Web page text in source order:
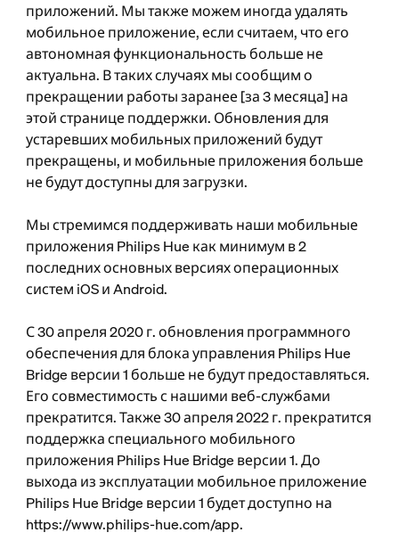
приложений. Мы также можем иногда удалять
мобильное приложение, если считаем, что его
автономная функциональность больше не
актуальна. В таких случаях мы сообщим о
прекращении работы заранее [за 3 месяца] на
этой странице поддержки. Обновления для
устаревших мобильных приложений будут
прекращены, и мобильные приложения больше
не будут доступны для загрузки.
Мы стремимся поддерживать наши мобильные
приложения Philips Hue как минимум в 2
последних основных версиях операционных
систем iOS и Android.
С 30 апреля 2020 г. обновления программного
обеспечения для блока управления Philips Hue
Bridge версии 1 больше не будут предоставляться.
Его совместимость с нашими веб-службами
прекратится. Также 30 апреля 2022 г. прекратится
поддержка специального мобильного
приложения Philips Hue Bridge версии 1. До
выхода из эксплуатации мобильное приложение
Philips Hue Bridge версии 1 будет доступно на
https://www.philips-hue.com/app.